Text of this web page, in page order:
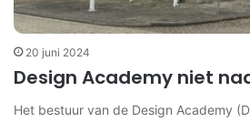
20 juni 2024
Design Academy niet
Het bestuur van de Design Academy